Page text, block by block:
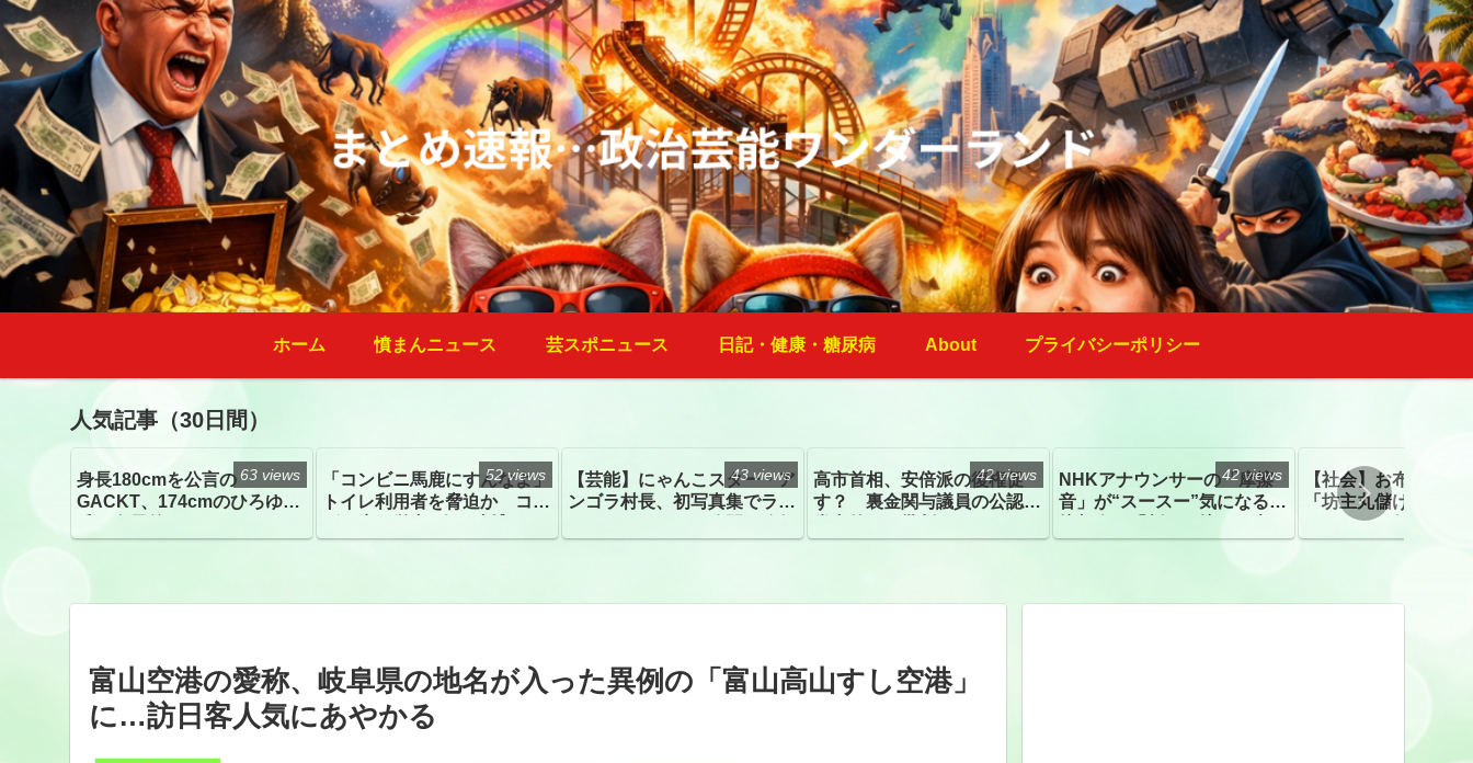
ホーム 憤まんニュース 芸スポニュース 日記・健康・糖尿病 About プライバシーポリシー
人気記事（30日間）
身長180cmを公言の
GACKT、174cmのひろゆき
トざわつき イベントでの写
63 views
「コンビニ馬鹿にすんなよ」
トイレ利用者を脅迫か コン
52 views
【芸能】にゃんこスター・ア
ンゴラ村長、初写真集でラン
はデジタル写真集が異例の大
43 views
高市首相、安倍派の復権促
す？ 裏金関与議員の公認、
42 views
NHKアナウンサーの「摩擦
音」が“スースー”気になる指
聴こえる。聴きづらい」
42 views
【社会】お布施、戒
「坊主丸儲け」は
ほとんどが年収３０
下「地方の寺の僧侶
富山空港の愛称、岐阜県の地名が入った異例の「富山高山すし空港」
に…訪日客人気にあやかる